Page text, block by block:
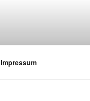
Impressum